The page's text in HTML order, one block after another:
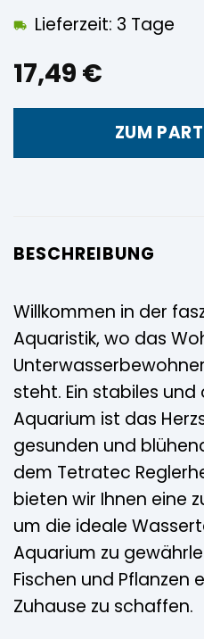
17,49 €
Lieferzeit: 3 Tage
ZUM
BESCHREIBUNG
Willkommen in der
Aquaristik, wo das
steht. Ein stabiles
Aquarium ist das
gesunden und
dem Tetratec
bieten wir Ihnen eine
um die ideale
Aquarium zu
Fischen und Pflanzen
Zuhause zu schaffen.